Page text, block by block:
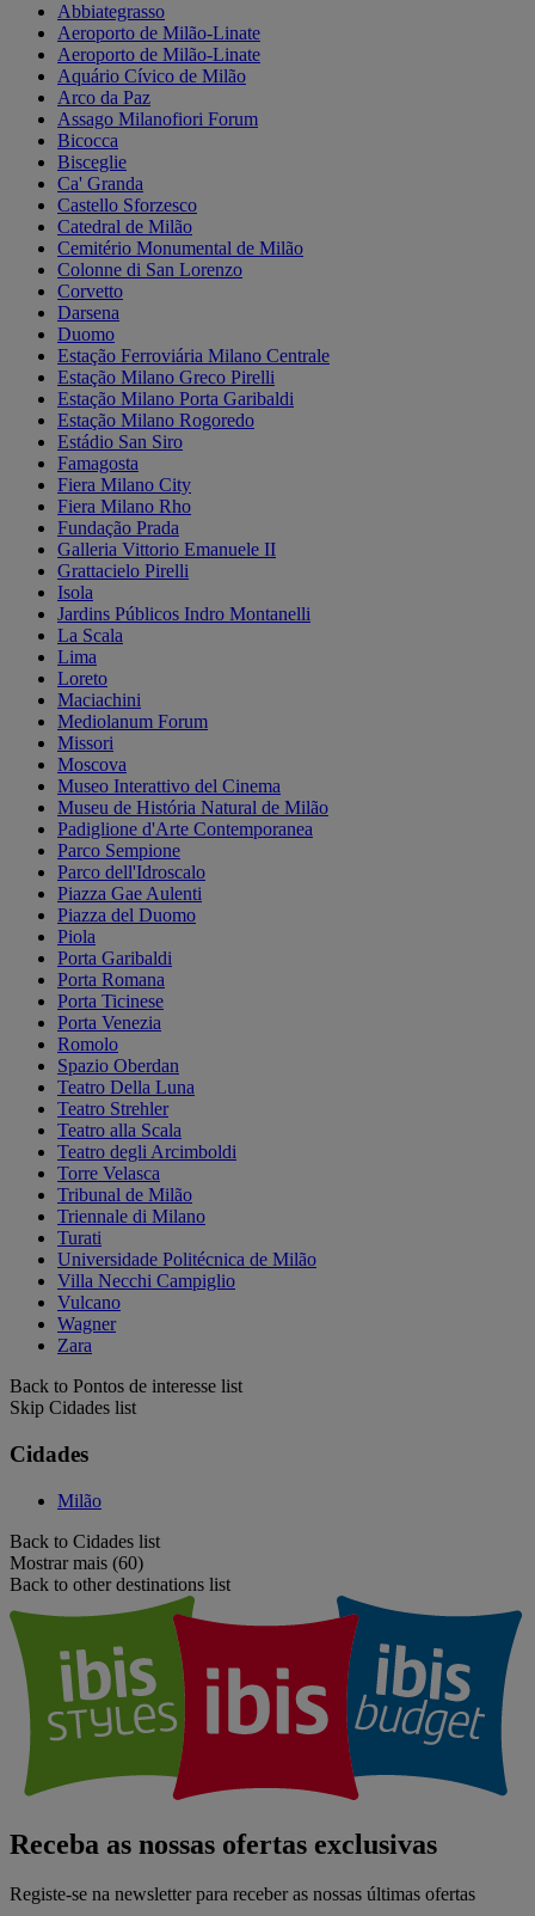
Abbiategrasso
Aeroporto de Milão-Linate
Aeroporto de Milão-Linate
Aquário Cívico de Milão
Arco da Paz
Assago Milanofiori Forum
Bicocca
Bisceglie
Ca' Granda
Castello Sforzesco
Catedral de Milão
Cemitério Monumental de Milão
Colonne di San Lorenzo
Corvetto
Darsena
Duomo
Estação Ferroviária Milano Centrale
Estação Milano Greco Pirelli
Estação Milano Porta Garibaldi
Estação Milano Rogoredo
Estádio San Siro
Famagosta
Fiera Milano City
Fiera Milano Rho
Fundação Prada
Galleria Vittorio Emanuele II
Grattacielo Pirelli
Isola
Jardins Públicos Indro Montanelli
La Scala
Lima
Loreto
Maciachini
Mediolanum Forum
Missori
Moscova
Museo Interattivo del Cinema
Museu de História Natural de Milão
Padiglione d'Arte Contemporanea
Parco Sempione
Parco dell'Idroscalo
Piazza Gae Aulenti
Piazza del Duomo
Piola
Porta Garibaldi
Porta Romana
Porta Ticinese
Porta Venezia
Romolo
Spazio Oberdan
Teatro Della Luna
Teatro Strehler
Teatro alla Scala
Teatro degli Arcimboldi
Torre Velasca
Tribunal de Milão
Triennale di Milano
Turati
Universidade Politécnica de Milão
Villa Necchi Campiglio
Vulcano
Wagner
Zara
Back to Pontos de interesse list
Skip Cidades list
Cidades
Milão
Back to Cidades list
Mostrar mais (60)
Back to other destinations list
Receba as nossas ofertas exclusivas
Registe-se na newsletter para receber as nossas últimas ofertas